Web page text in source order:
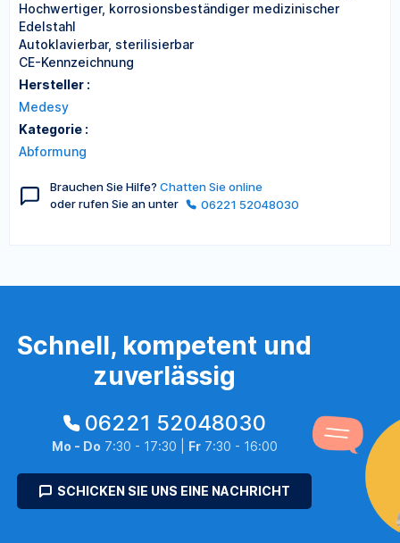
Hochwertiger, korrosionsbeständiger medizinischer
Edelstahl
Autoklavierbar, sterilisierbar
CE-Kennzeichnung
Hersteller :
Medesy
Kategorie :
Abformung
Brauchen Sie Hilfe? Chatten Sie online
oder rufen Sie an unter
06221 52048030
Schnell, kompetent und
zuverlässig
06221 52048030
Mo - Do 7:30 - 17:30 | Fr7:30 - 16:00
SCHICKEN SIE UNS EINE NACHRICHT